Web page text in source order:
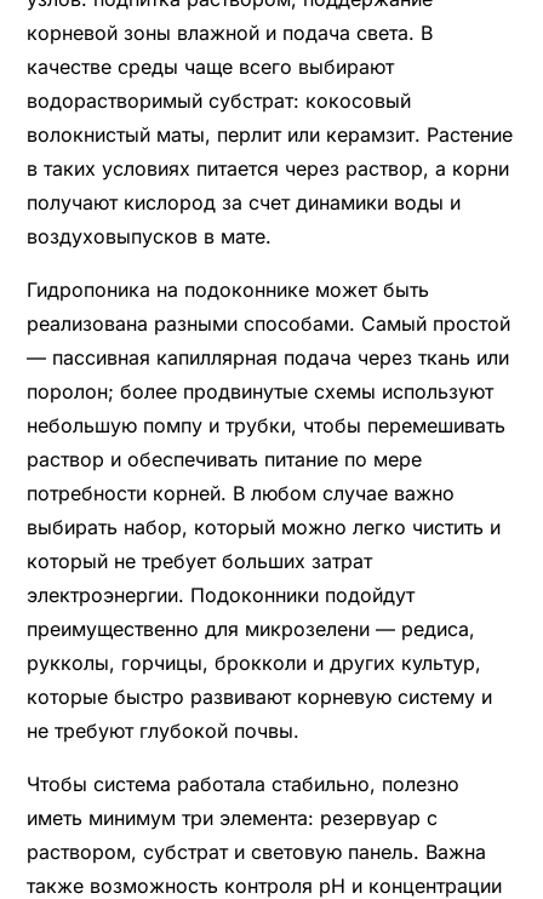
корневой зоны влажной и подача света. В
качестве среды чаще всего выбирают
водорастворимый субстрат: кокосовый
волокнистый маты, перлит или керамзит. Растение
в таких условиях питается через раствор, а корни
получают кислород за счет динамики воды и
воздуховыпусков в мате.
Гидропоника на подоконнике может быть
реализована разными способами. Самый простой
— пассивная капиллярная подача через ткань или
поролон; более продвинутые схемы используют
небольшую помпу и трубки, чтобы перемешивать
раствор и обеспечивать питание по мере
потребности корней. В любом случае важно
выбирать набор, который можно легко чистить и
который не требует больших затрат
электроэнергии. Подоконники подойдут
преимущественно для микрозелени — редиса,
рукколы, горчицы, брокколи и других культур,
которые быстро развивают корневую систему и
не требуют глубокой почвы.
Чтобы система работала стабильно, полезно
иметь минимум три элемента: резервуар с
раствором, субстрат и световую панель. Важна
также возможность контроля pH и концентрации